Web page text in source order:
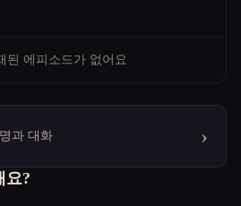
된 에피소드가 없어요
과 대화 ›
요?